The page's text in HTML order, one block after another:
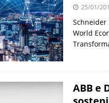
25/01/
Schneider
World
ABB e